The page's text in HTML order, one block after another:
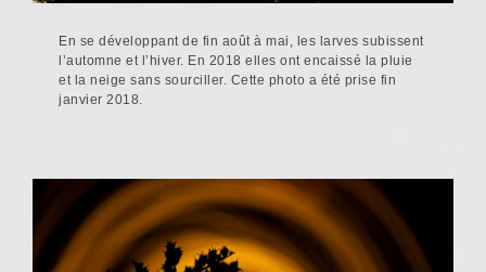
En se développant de fin août à mai, les larves subissent
l’automne et l’hiver. En 2018 elles ont encaissé la pluie
et la neige sans sourciller. Cette photo a été prise fin
janvier 2018.